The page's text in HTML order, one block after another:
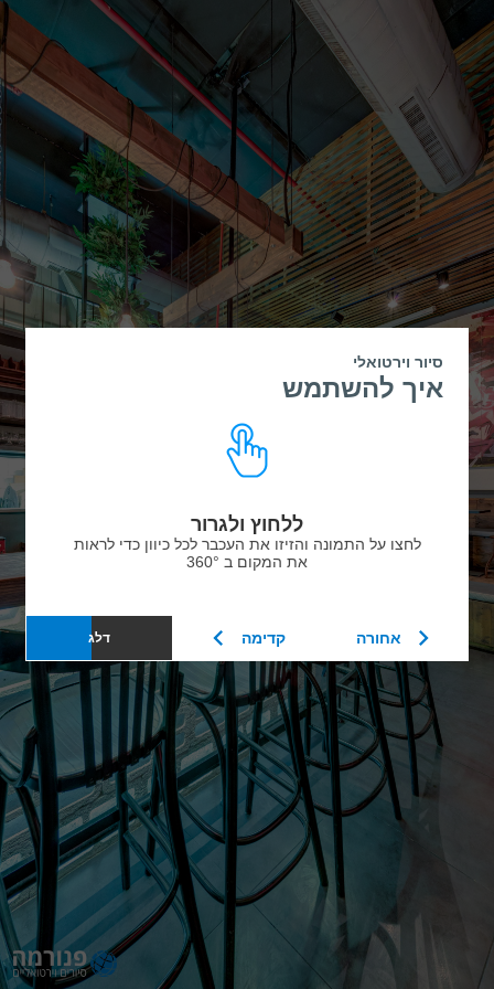
סיור וירטואלי
איך להשתמש
ללחוץ ולגרור
לחצו על התמונה והזיזו את העכבר לכל כיוון כדי לראות
את המקום ב 360°
אחורה קדימה דלג